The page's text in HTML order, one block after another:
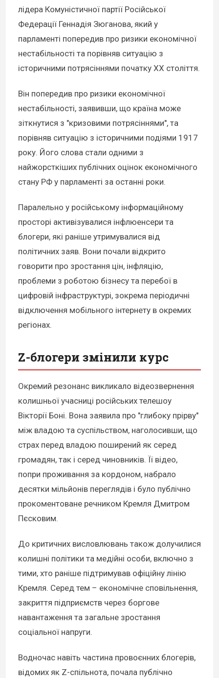
лідера Комуністичної партії Російської
Федерації Геннадія Зюганова, який у
парламенті попередив про ризики економічної
нестабільності та порівняв ситуацію з
історичними потрясіннями початку ХХ століття.
Він попередив про ризики економічної
нестабільності, заявивши, що країна може
зіткнутися з "кризовими потрясіннями", та
порівняв ситуацію з історичними подіями 1917
року. Його слова стали одними з
найжорсткіших публічних оцінок економічного
стану РФ у парламенті за останні роки.
Паралельно у російському інформаційному
просторі активізувалися інфлюенсери та
блогери, які раніше утримувалися від
політичних заяв. Вони почали відкрито
говорити про зростання цін, інфляцію,
проблеми з роботою бізнесу та перебої в
цифровій інфраструктурі, зокрема періодичні
відключення мобільного інтернету в окремих
регіонах.
Z-блогери змінили курс
Окремий резонанс викликало відеозвернення
колишньої учасниці російських телешоу
Вікторії Боні. Вона заявила про "глибоку прірву"
між владою та суспільством, наголосивши, що
страх перед владою поширений як серед
громадян, так і серед чиновників. Її відео,
попри проживання за кордоном, набрало
десятки мільйонів переглядів і було публічно
прокоментоване речником Кремля Дмитром
Пєсковим.
До критичних висловлювань також долучилися
колишні політики та медійні особи, включно з
тими, хто раніше підтримував офіційну лінію
Кремля. Серед тем – економічне сповільнення,
закриття підприємств через боргове
навантаження та загальне зростання
соціальної напруги.
Водночас навіть частина провоєнних блогерів,
відомих як Z-спільнота, почала публічно